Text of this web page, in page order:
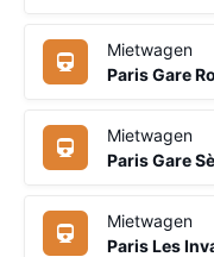
Mietwagen
Paris Gare
Mietwagen
Paris Gare
Mietwagen
Paris Les